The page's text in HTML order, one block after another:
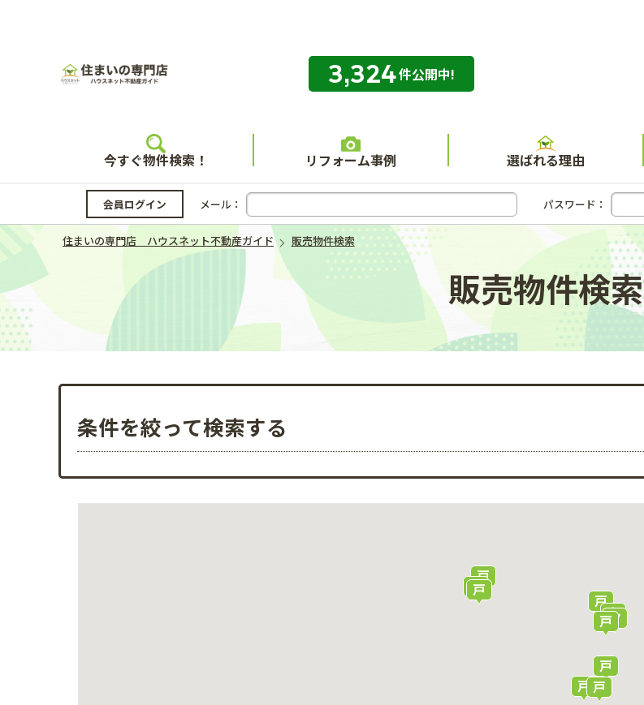
住まいの専門店 ハウスネット不動産ガイド
3,324件公開中!
今すぐ物件検索！ リフォーム事例 選ばれる理由
会員ログイン メール： パスワード：
住まいの専門店 ハウスネット不動産ガイド 販売物件検索
販売物件検索
条件を絞って検索する